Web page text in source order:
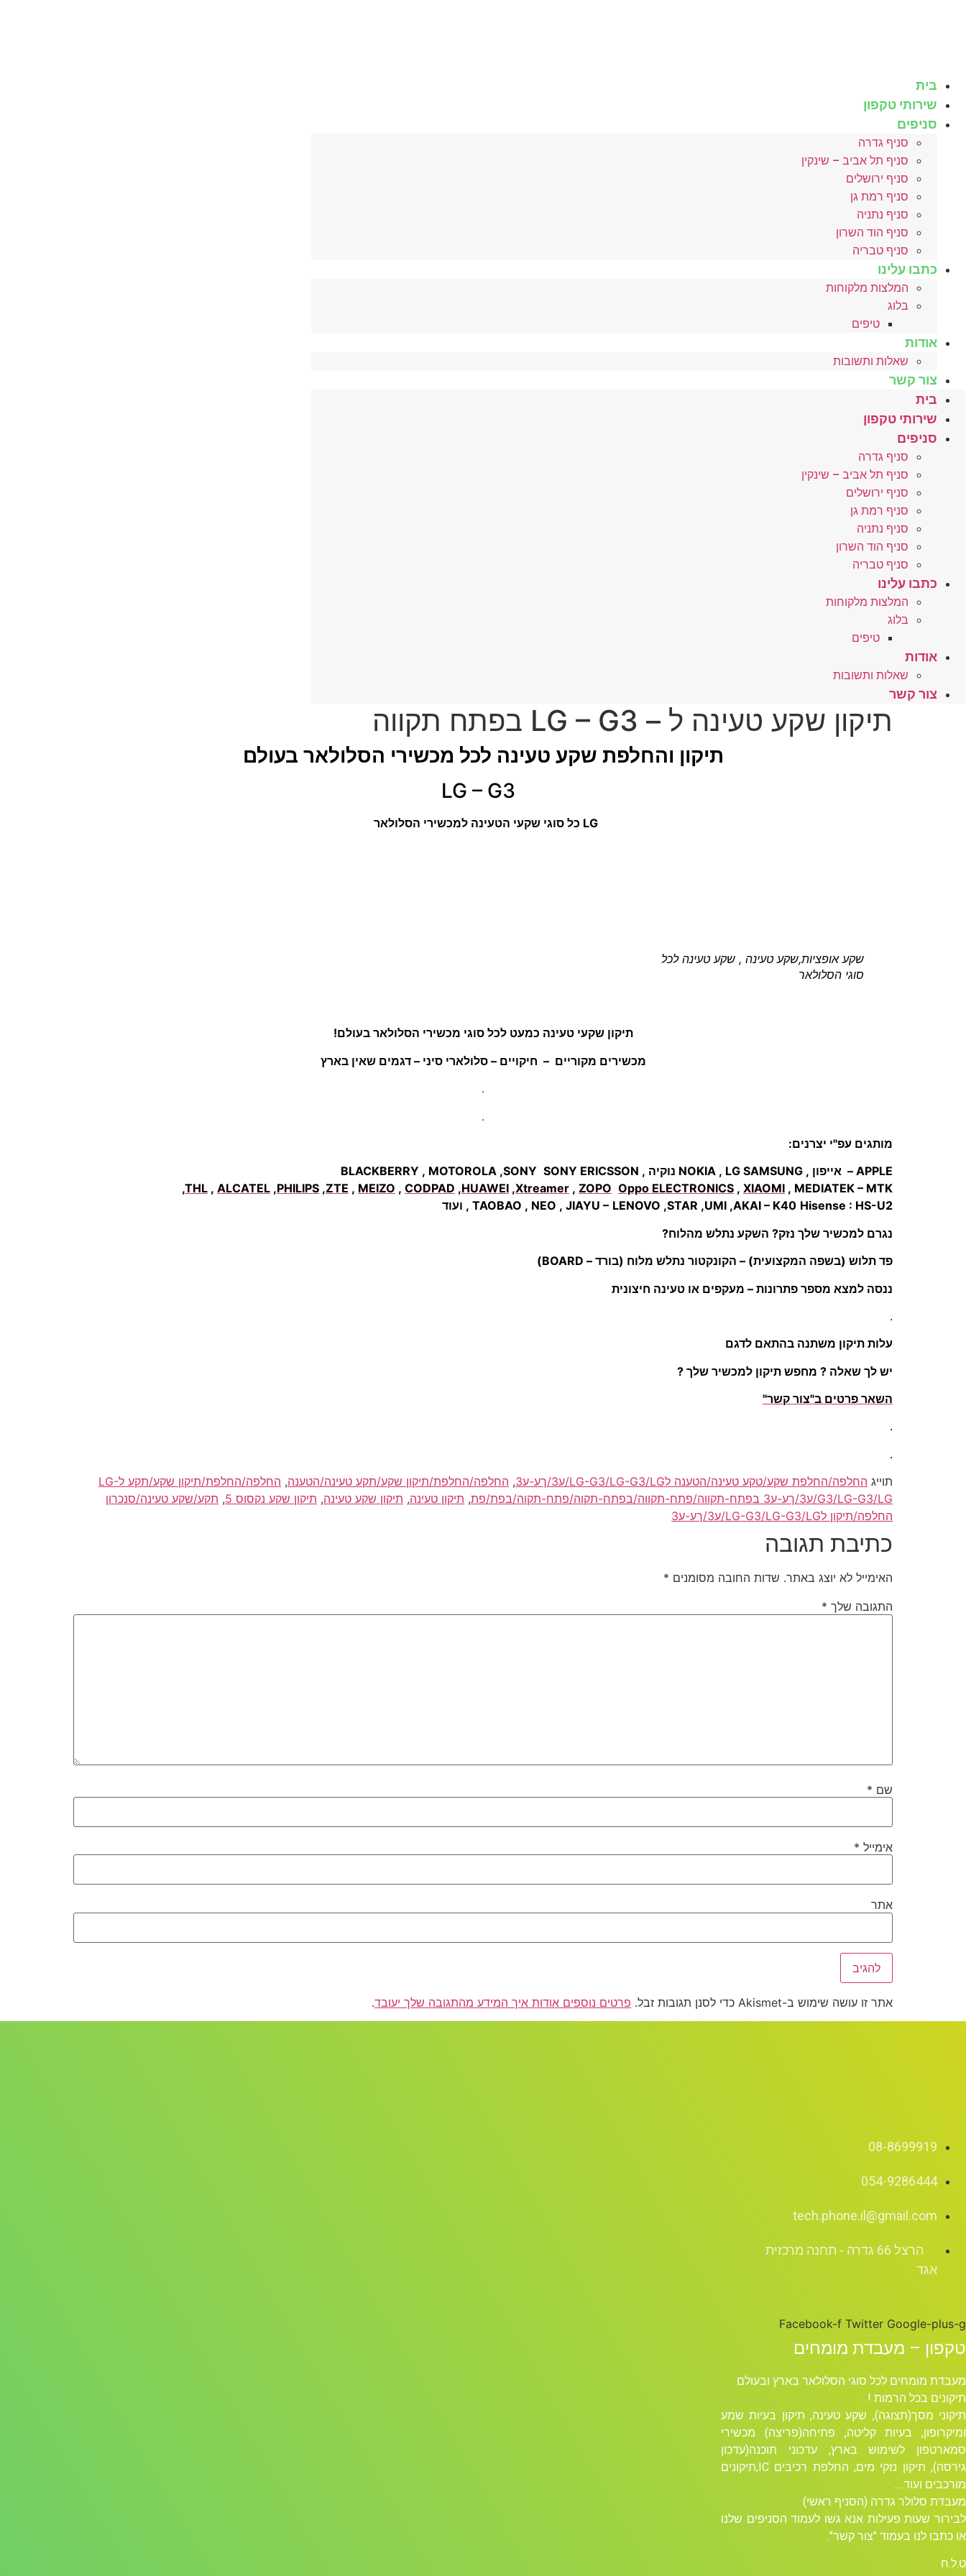
בית
שירותי טקפון
סניפים
סניף גדרה
סניף תל אביב – שינקין
סניף ירושלים
סניף רמת גן
סניף נתניה
סניף הוד השרון
סניף טבריה
כתבו עלינו
המלצות מלקוחות
בלוג
טיפים
אודות
שאלות ותשובות
צור קשר
בית
שירותי טקפון
סניפים
סניף גדרה
סניף תל אביב – שינקין
סניף ירושלים
סניף רמת גן
סניף נתניה
סניף הוד השרון
סניף טבריה
כתבו עלינו
המלצות מלקוחות
בלוג
טיפים
אודות
שאלות ותשובות
צור קשר
תיקון שקע טעינה ל – LG – G3 בפתח תקווה
תיקון והחלפת שקע טעינה לכל מכשירי הסלולאר בעולם
LG – G3
LG כל סוגי שקעי הטעינה למכשירי הסלולאר
שקע אופציות,שקע טעינה , שקע טעינה לכל
סוגי הסלולאר
תיקון שקעי טעינה כמעט לכל סוגי מכשירי הסלולאר בעולם!
מכשירים מקוריים – חיקויים – סלולארי סיני – דגמים שאין בארץ
.
.
מותגים עפ"י יצרנים:
APPLE – אייפון , NOKIA , LG SAMSUNG נוקיה , BLACKBERRY , MOTOROLA ,SONY
SONY ERICSSON
,THL , ALCATEL ,PHILIPS ,ZTE , MEIZO , CODPAD ,HUAWEI ,Xtreamer , ZOPO Oppo ELECTRONICS , XIAOMI , MEDIATEK – MTK
, TAOBAO , NEO , JIAYU – LENOVO ,STAR ,UMI ,AKAI – K40 Hisense : HS-U2 ועוד
נגרם למכשיר שלך נזק? השקע נתלש מהלוח?
פד תלוש (בשפה המקצועית) – הקונקטור נתלש מלוח (בורד – BOARD)
ננסה למצא מספר פתרונות – מעקפים או טעינה חיצונית
.
עלות תיקון משתנה בהתאם לדגם
יש לך שאלה ? מחפש תיקון למכשיר שלך ?
השאר פרטים ב"צור קשר"
.
.
תוייג החלפה/החלפת שקע/טקע טעינה/הטענה לLG-G3/LG-G3/LG/ע3/ךע-ע3 , החלפה/החלפת/תיקון שקע/תקע טעינה/הטענה,
החלפה/החלפת/תיקון שקע/תקע לLG-
G3/LG-G3/LG/ע3/ךע-ע3 בפתח-תקווה/פתח-תקווה/בפתח-תקוה/פתח-תקוה/בפת/פת
, תיקון טעינה, תיקון שקע טעינה, תיקון שקע נקסוס 5 , תקע/שקע טעינה/סנכרון
החלפה/תיקון לLG-G3/LG-G3/LG/ע3/ךע-ע3
כתיבת תגובה
האימייל לא יוצג באתר. שדות החובה מסומנים *
התגובה שלך *
שם *
אימייל *
אתר
אתר זו עושה שימוש ב-Akismet כדי לסנן תגובות זבל. פרטים נוספים אודות איך המידע מהתגובה שלך יעובד.
08-8699919
054-9286444
tech.phone.il@gmail.com
הרצל 66 גדרה - תחנה מרכזית
אגד
Facebook-f Twitter Google-plus-g
טקפון – מעבדת מומחים
מעבדת מומחים לכל סוגי הסלולאר בארץ ובעולם
תיקונים בכל הרמות !
תיקוני מסך(תצוגה), שקע טעינה, תיקון בעיות שמע
ומיקרופון, בעיות קליטה, פתיחה(פריצה) מכשירי
סמארטפון לשימוש בארץ, עדכוני תוכנה(עדכון
גירסה), תיקון נזקי מים, החלפת רכיבים ICׁ,תיקונים
מורכבים ועוד….
מעבדת סלולר גדרה (הסניף ראשי)
לבירור שעות פעילות אנא גשו לעמוד הסניפים שלנו
או כתבו לנו בעמוד "צור קשר".
ט.ל.ח